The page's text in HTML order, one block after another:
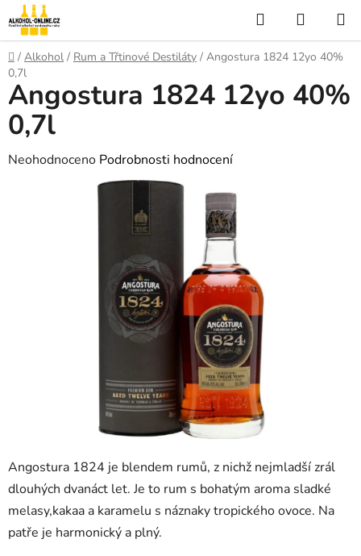
Přejít
na
obsah
Hledat
KOŠÍK
Domů
/ Alkohol / Rum a Třtinové Destiláty / Angostura 1824 12yo 40%
0,7l
Angostura 1824 je blendem rumů, z nichž nejmladší zrál
dlouhých dvanáct let. Je to rum s bohatým aroma sladké
melasy,kakaa a karamelu s náznaky tropického ovoce. Na
patře je harmonický a plný.
Angostura 1824 12yo 40%
0,7l
Průměrné
Neohodnoceno Podrobnosti hodnocení